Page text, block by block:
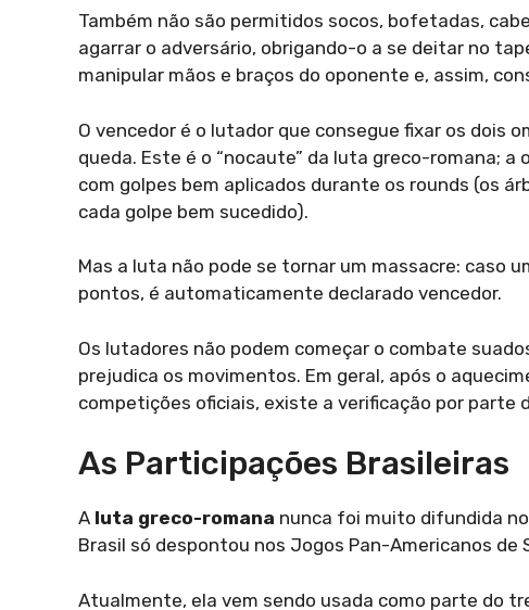
Também não são permitidos socos, bofetadas,
agarrar o adversário, obrigando-o a se deitar no
manipular mãos e braços do oponente e, assim,
O vencedor é o lutador que consegue fixar os dois
queda. Este é o “nocaute” da luta greco-romana;
com golpes bem aplicados durante os rounds (os
cada golpe bem sucedido).
Mas a luta não pode se tornar um massacre: caso
pontos, é automaticamente declarado vencedor.
Os lutadores não podem começar o combate
prejudica os movimentos. Em geral, após o
competições oficiais, existe a verificação por parte
As Participações Brasileiras
A luta greco-romana nunca foi muito difundida
Brasil só despontou nos Jogos Pan-Americanos de
Atualmente, ela vem sendo usada como parte do